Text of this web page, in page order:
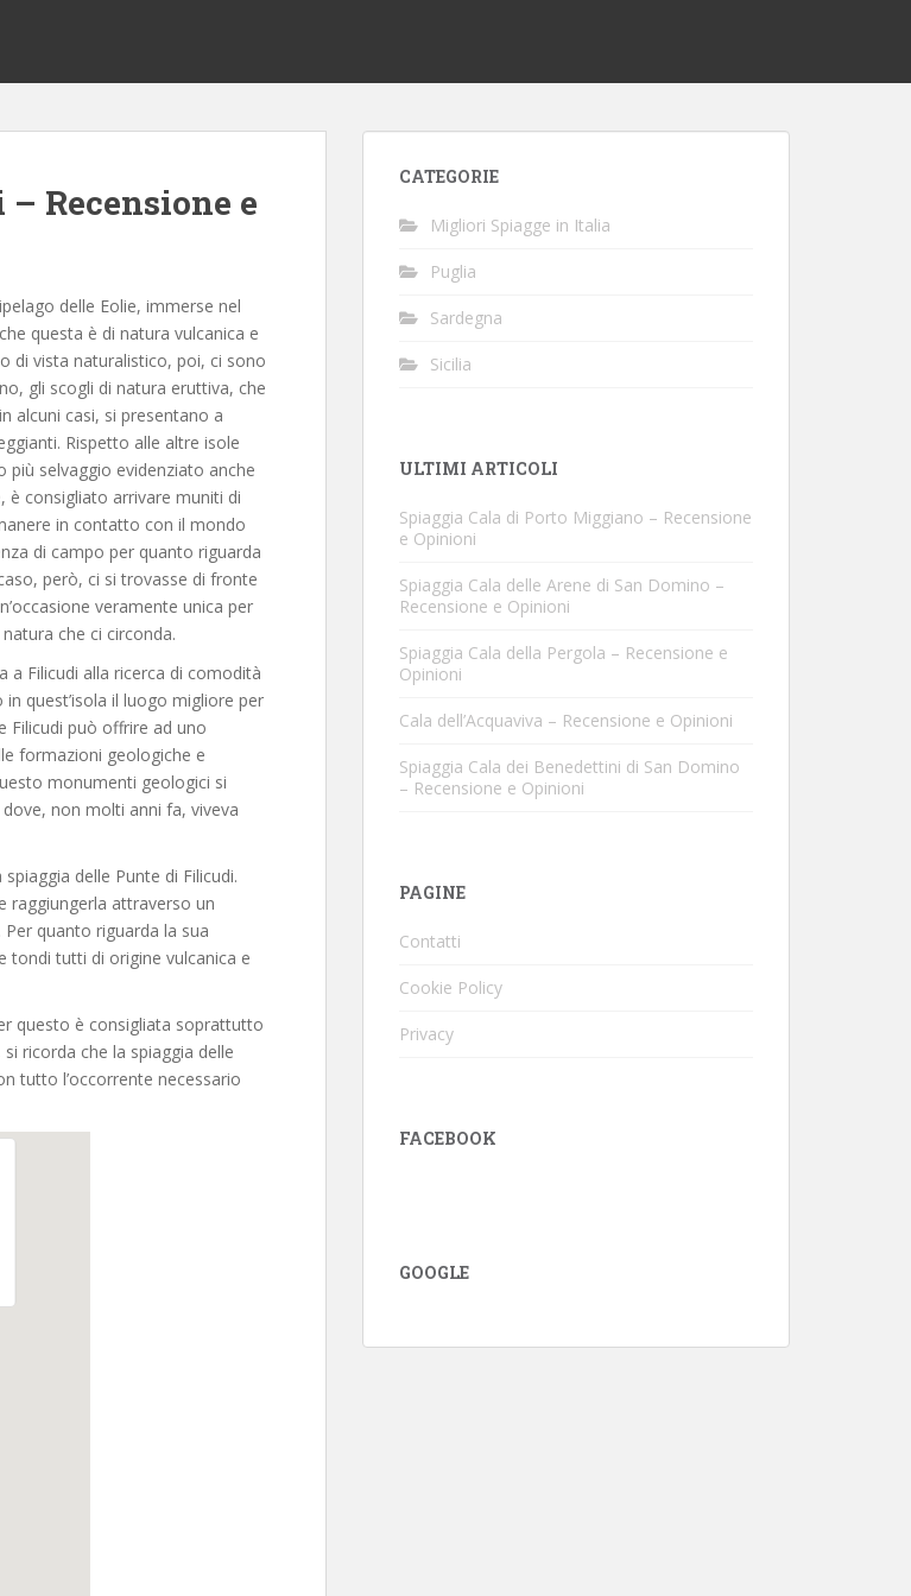
Recensione e
delle Eolie, immerse nel
questa è di natura vulcanica e
di vista naturalistico, poi, ci sono
gli scogli di natura eruttiva, che
alcuni casi, si presentano a
Rispetto alle altre isole
più selvaggio evidenziato anche
è consigliato arrivare muniti di
in contatto con il mondo
di campo per quanto riguarda
però, ci si trovasse di fronte
veramente unica per
che ci circonda.
a Filicudi alla ricerca di comodità
quest’isola il luogo migliore per
Filicudi può offrire ad uno
formazioni geologiche e
monumenti geologici si
non molti anni fa, viveva
delle Punte di Filicudi.
raggiungerla attraverso un
quanto riguarda la sua
tondi tutti di origine vulcanica e
questo è consigliata soprattutto
ricorda che la spiaggia delle
tutto l’occorrente necessario
CATEGORIE
Migliori Spiagge in Italia
Puglia
Sardegna
Sicilia
ULTIMI ARTICOLI
Spiaggia Cala di Porto Miggiano – Recensione
e Opinioni
Spiaggia Cala delle Arene di San Domino –
Recensione e Opinioni
Spiaggia Cala della Pergola – Recensione e
Opinioni
Cala dell’Acquaviva – Recensione e Opinioni
Spiaggia Cala dei Benedettini di San Domino
– Recensione e Opinioni
PAGINE
Contatti
Cookie Policy
Privacy
FACEBOOK
GOOGLE